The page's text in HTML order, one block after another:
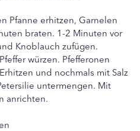
Pfanne erhitzen, Garnelen
braten. 1-2 Minuten vor
Knoblauch zufügen.
würzen. Pfefferonen
und nochmals mit Salz
untermengen. Mit
anrichten.